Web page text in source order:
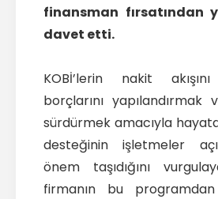
finansman fırsatından
davet etti.
KOBİ’lerin nakit
borçlarını yapılandırmak
sürdürmek amacıyla
desteğinin işletmeler
önem taşıdığını
firmanın bu